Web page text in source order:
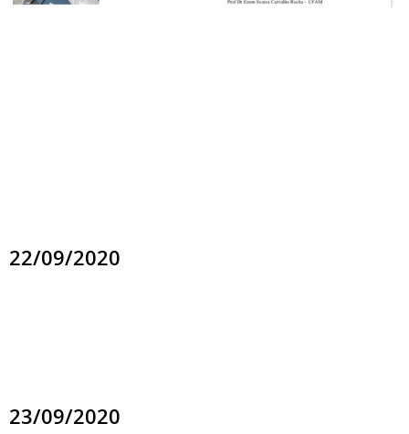
22/09/2020
23/09/2020